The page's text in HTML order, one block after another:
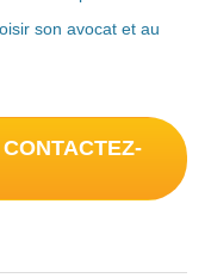
son avocat et au